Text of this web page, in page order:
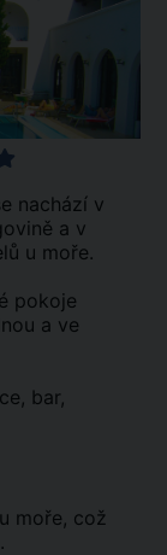
nachází v
a v
u moře.
pokoje
a ve
bar,
moře, což